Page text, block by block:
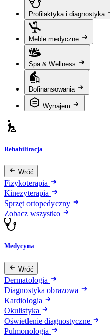
Profilaktyka i diagnostyka
Meble medyczne
Spa & Wellness
Dofinansowania
Wynajem
Rehabilitacja
Wróć
Fizykoterapia
Kinezyterapia
Sprzęt ortopedyczny
Zobacz wszystko
Medycyna
Wróć
Dermatologia
Diagnostyka obrazowa
Kardiologia
Okulistyka
Oświetlenie diagnostyczne
Pulmonologia